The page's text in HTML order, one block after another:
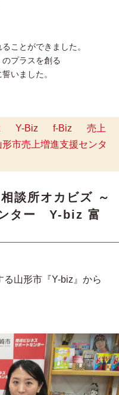
ことができました。
プラスを創る
いました。
Y-Biz f-Biz
売上
形市売上増進支援センタ
談所オカビズ ～
ター Y-biz 富
山形市『Y-biz』から